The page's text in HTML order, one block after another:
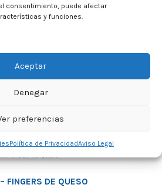
consentimiento, puede afectar
y funciones.
Aceptar
Denegar
preferencias
Política de PrivacidadAviso Legal
FINGERS DE QUESO